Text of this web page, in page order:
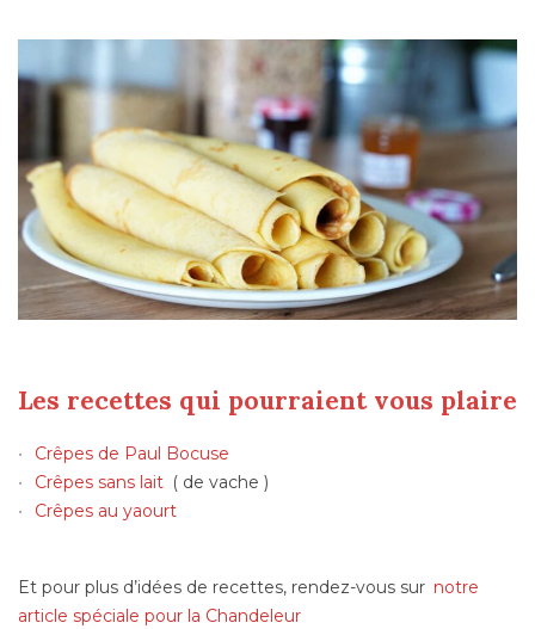
Les recettes qui pourraient vous plaire
Crêpes de Paul Bocuse
Crêpes sans lait ( de vache )
Crêpes au yaourt
Et pour plus d’idées de recettes, rendez-vous sur notre
article spéciale pour la Chandeleur